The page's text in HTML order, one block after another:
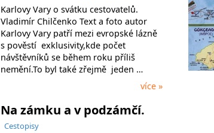
Karlovy Vary o svátku cestovatelů.
Vladimír Chilčenko Text a foto autor
Karlovy Vary patří mezi evropské lázně
s pověstí exklusivity,kde počet
návštěvníků se během roku příliš
nemění.To byl také zřejmě jeden …
více »
Na zámku a v podzámčí.
Cestopisy